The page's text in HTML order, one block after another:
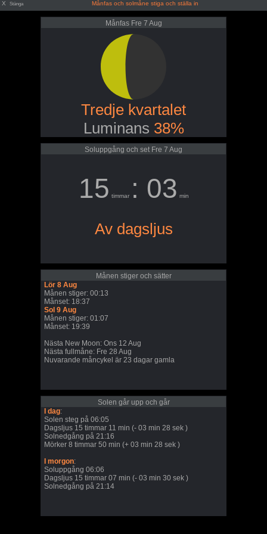
X Stänga Månfas och solmåne stiga och ställa in
Månfas Fre 7 Aug
Tredje kvartalet
Luminans 38%
Soluppgång och set Fre 7 Aug
15 timmar : 03 min
Av dagsljus
Månen stiger och sätter
Lör 8 Aug
Månen stiger: 00:13
Månset: 18:37
Sol 9 Aug
Månen stiger: 01:07
Månset: 19:39
Nästa New Moon: Ons 12 Aug
Nästa fullmåne: Fre 28 Aug
Nuvarande måncykel är 23 dagar gamla
Solen går upp och går
I dag:
Solen steg på 06:05
Dagsljus 15 timmar 11 min (- 03 min 28 sek )
Solnedgång på 21:16
Mörker 8 timmar 50 min (+ 03 min 28 sek )
I morgon:
Soluppgång 06:06
Dagsljus 15 timmar 07 min (- 03 min 30 sek )
Solnedgång på 21:14